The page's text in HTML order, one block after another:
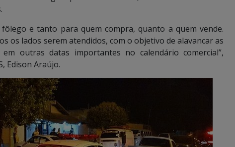
e tanto para quem compra, quanto a quem vende.
os lados serem atendidos, com o objetivo de alavancar as
outras datas importantes no calendário comercial”,
Edison Araújo.